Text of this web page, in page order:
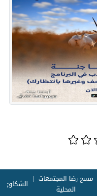
مسح رضا المجتمعات
المحلية
الشكاوي